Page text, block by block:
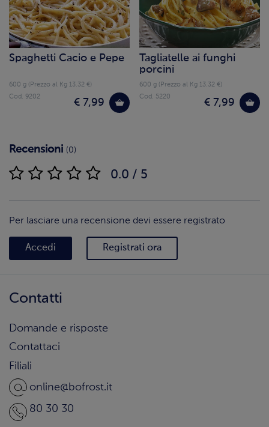
Spaghetti Cacio e Pepe
600 g (Prezzo al Kg 13.32 €)
€ 7,99
Cod. 9202
Tagliatelle ai funghi
porcini
600 g (Prezzo al Kg 13.32 €)
€ 7,99
Cod. 5220
Recensioni (0)
0.0 / 5
Per lasciare una recensione devi essere registrato
Accedi Registrati ora
Contatti
Domande e risposte
Contattaci
Filiali
online@bofrost.it
80 30 30